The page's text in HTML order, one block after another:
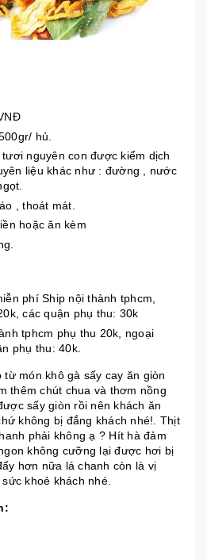
hủ.
nguyên con được kiểm dịch
liệu khác như : đường , nước
, thoát mát.
hoặc ăn kèm
phí Ship nội thành tphcm,
các quận phụ thu: 30k
tphcm phụ thu 20k, ngoại
phụ thu: 40k.
món khô gà sấy cay ăn giòn
thêm chút chua và thơm nồng
sấy giòn rồi nên khách ăn
không bị đắng khách nhé!. Thịt
phải không ạ ? Hít hà đảm
không cưỡng lại được hơi bị
hơn nữa lá chanh còn là vị
khoẻ khách nhé.